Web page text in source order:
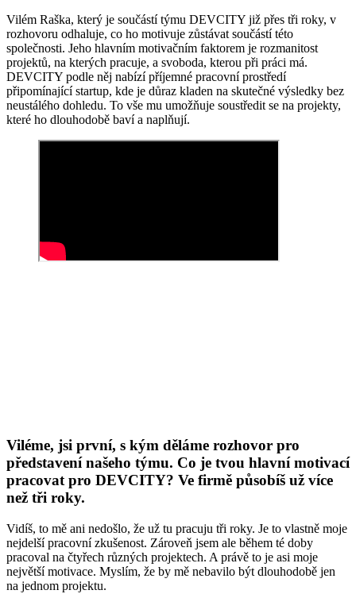
Vilém Raška, který je součástí týmu DEVCITY již přes tři roky, v
rozhovoru odhaluje, co ho motivuje zůstávat součástí této
společnosti. Jeho hlavním motivačním faktorem je rozmanitost
projektů, na kterých pracuje, a svoboda, kterou při práci má.
DEVCITY podle něj nabízí příjemné pracovní prostředí
připomínající startup, kde je důraz kladen na skutečné výsledky bez
neustálého dohledu. To vše mu umožňuje soustředit se na projekty,
které ho dlouhodobě baví a naplňují.
Viléme, jsi první, s kým děláme rozhovor pro
představení našeho týmu. Co je tvou hlavní motivací
pracovat pro DEVCITY? Ve firmě působíš už více
než tři roky.
Vidíš, to mě ani nedošlo, že už tu pracuju tři roky. Je to vlastně moje
nejdelší pracovní zkušenost. Zároveň jsem ale během té doby
pracoval na čtyřech různých projektech. A právě to je asi moje
největší motivace. Myslím, že by mě nebavilo být dlouhodobě jen
na jednom projektu.